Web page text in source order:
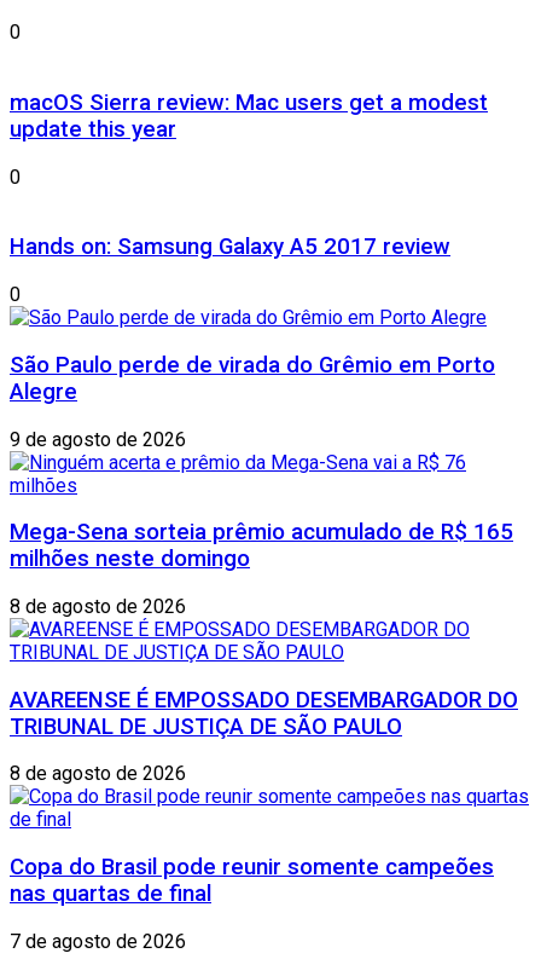
0
macOS Sierra review: Mac users get a modest
update this year
0
Hands on: Samsung Galaxy A5 2017 review
0
São Paulo perde de virada do Grêmio em Porto
Alegre
9 de agosto de 2026
Mega-Sena sorteia prêmio acumulado de R$ 165
milhões neste domingo
8 de agosto de 2026
AVAREENSE É EMPOSSADO DESEMBARGADOR DO
TRIBUNAL DE JUSTIÇA DE SÃO PAULO
8 de agosto de 2026
Copa do Brasil pode reunir somente campeões
nas quartas de final
7 de agosto de 2026